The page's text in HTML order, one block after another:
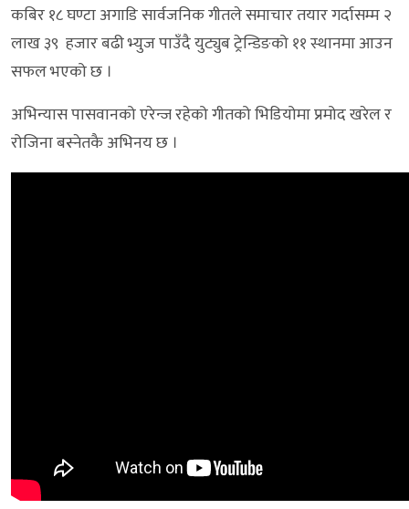
कबिर १८ घण्टा अगाडि सार्वजनिक गीतले समाचार तयार गर्दासम्म २
लाख ३९ हजार बढी भ्युज पाउँदै युट्युब ट्रेन्डिङको ११ स्थानमा आउन
सफल भएको छ ।
अभिन्यास पासवानको एरेन्ज रहेको गीतको भिडियोमा प्रमोद खरेल र
रोजिना बस्नेतकै अभिनय छ ।